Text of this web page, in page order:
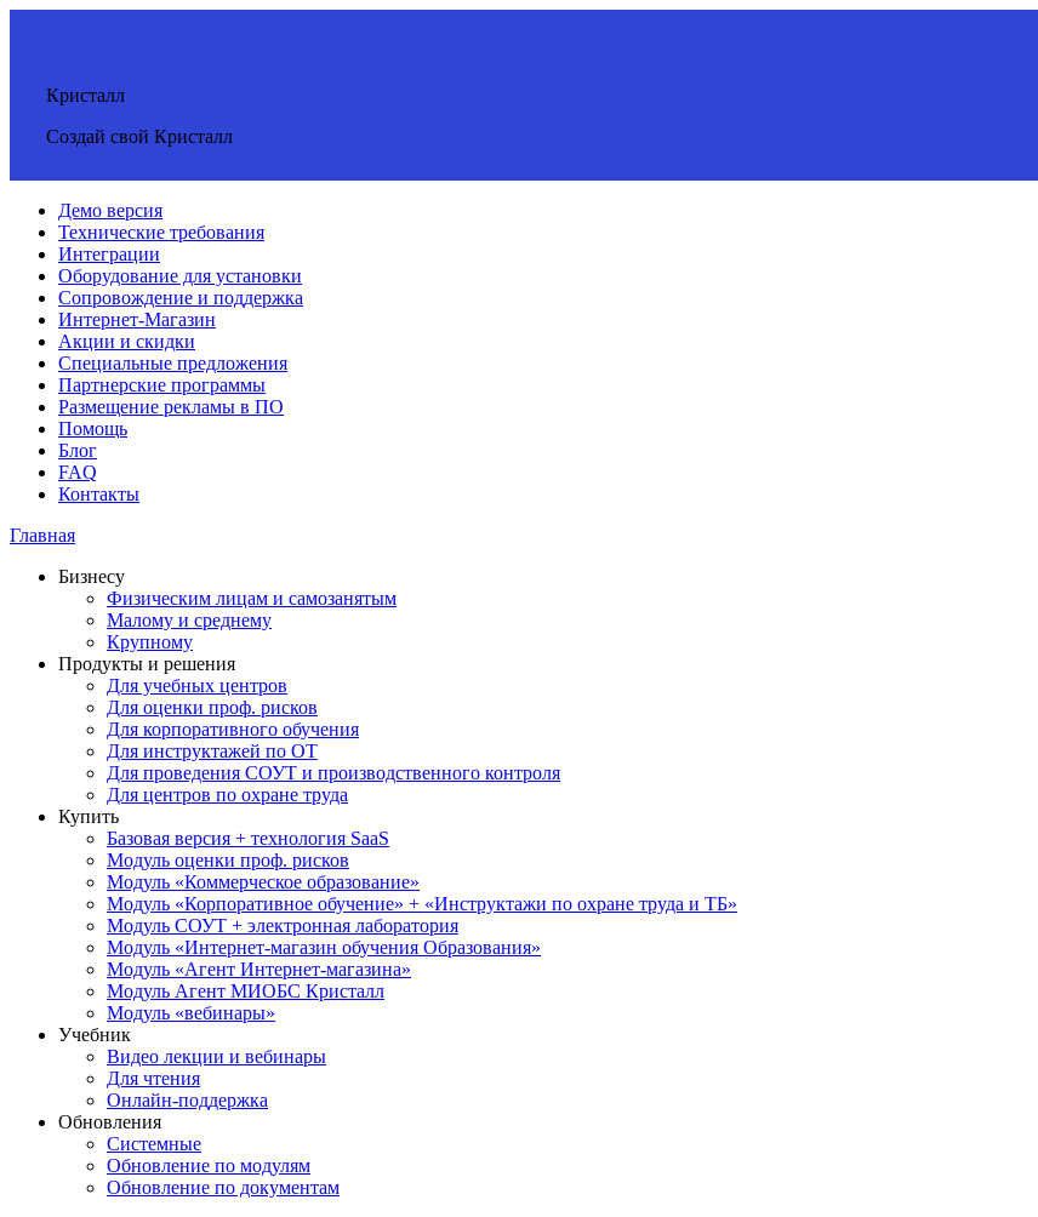
Кристалл
Создай свой Кристалл
Демо версия
Технические требования
Интеграции
Оборудование для установки
Сопровождение и поддержка
Интернет-Магазин
Акции и скидки
Специальные предложения
Партнерские программы
Размещение рекламы в ПО
Помощь
Блог
FAQ
Контакты
Главная
Бизнесу
Физическим лицам и самозанятым
Малому и среднему
Крупному
Продукты и решения
Для учебных центров
Для оценки проф. рисков
Для корпоративного обучения
Для инструктажей по ОТ
Для проведения СОУТ и производственного контроля
Для центров по охране труда
Купить
Базовая версия + технология SaaS
Модуль оценки проф. рисков
Модуль «Коммерческое образование»
Модуль «Корпоративное обучение» + «Инструктажи по охране труда и ТБ»
Модуль СОУТ + электронная лаборатория
Модуль «Интернет-магазин обучения Образования»
Модуль «Агент Интернет-магазина»
Модуль Агент МИОБС Кристалл
Модуль «вебинары»
Учебник
Видео лекции и вебинары
Для чтения
Онлайн-поддержка
Обновления
Системные
Обновление по модулям
Обновление по документам